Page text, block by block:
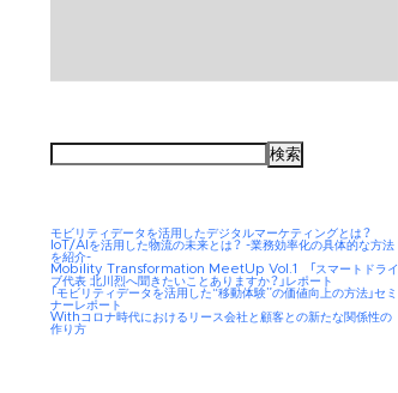
検
モビリティデータを活用したデジタルマーケティングとは？
IoT/AIを活用した物流の未来とは？ -業務効率化の具体的な方法
を紹介-
Mobility Transformation MeetUp Vol.1 「スマートドライ
ブ代表 北川烈へ聞きたいことありますか？」レポート
「モビリティデータを活用した“移動体験”の価値向上の方法」セミ
ナーレポート
Withコロナ時代におけるリース会社と顧客との新たな関係性の
作り方